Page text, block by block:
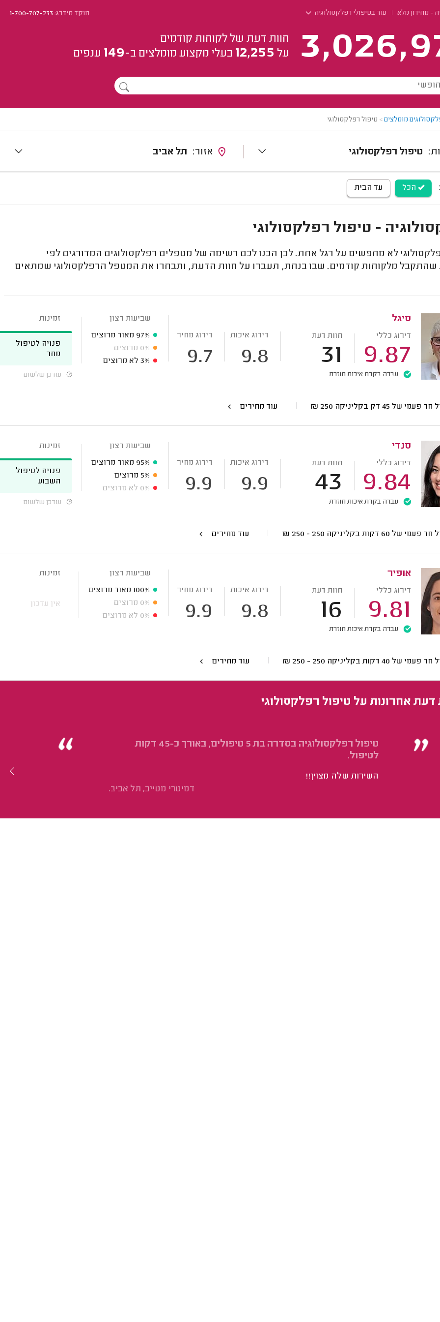
- מחירון מלא עוד בטיפולי רפלקסולוגיה מוקד מידרג:1-700-707-233
חוות דעת של לקוחות קודמים
על 12,255 בעלי מקצוע מומלצים ב-149 ענפים
מומלצים> טיפול רפלקסולוגי
טיפול רפלקסולוגי תל אביב
הכל עד הבית
- טיפול רפלקסולוגי
לא מחפשים על רגל אחת. לכן הכנו לכם רשימה של מטפלים רפלקסולוגים המדורגים לפי
שהתקבל מלקוחות קודמים. שבו בנחת, תעברו על חוות הדעת, ותבחרו את המטפל הרפלקסולוגי שמתאים
סיגל
דירוג כללי
9.87
חוות דעת
31
דירוג איכות
9.8
דירוג מחיר
9.7
עברה בקרת איכות חוזרת
שביעות רצון
97% מאוד מרוצים
0% מרוצים
3% לא מרוצים
זמינות
פנויה לטיפול
מחר
עודכן שלשום
פעמי של 45 דק בקליניקה 250
₪ עוד מחירים
סנדי
דירוג כללי
9.84
חוות דעת
43
דירוג איכות
9.9
דירוג מחיר
9.9
עברה בקרת איכות חוזרת
שביעות רצון
95% מאוד מרוצים
5% מרוצים
0% לא מרוצים
זמינות
פנויה לטיפול
השבוע
עודכן שלשום
פעמי של 60 דקות בקליניקה 250 - 250
₪ עוד מחירים
אופיר
דירוג כללי
9.81
חוות דעת
16
דירוג איכות
9.8
דירוג מחיר
9.9
עברה בקרת איכות חוזרת
שביעות רצון
100% מאוד מרוצים
0% מרוצים
0% לא מרוצים
זמינות
אין עדכון
פעמי של 40 דקות בקליניקה 250 - 250
₪ עוד מחירים
דעת אחרונות על טיפול רפלקסולוגי
טיפול רפלקסולוגיה בסדרה בת 5 טיפולים, באורך כ-45 דקות
לטיפול.
השירות שלה מצוין!!
דמיטרי מטייב, תל אביב.